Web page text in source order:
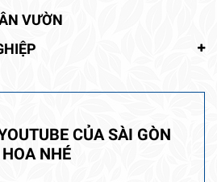
VƯỜN
CỦA SÀI GÒN
HOA NHÉ